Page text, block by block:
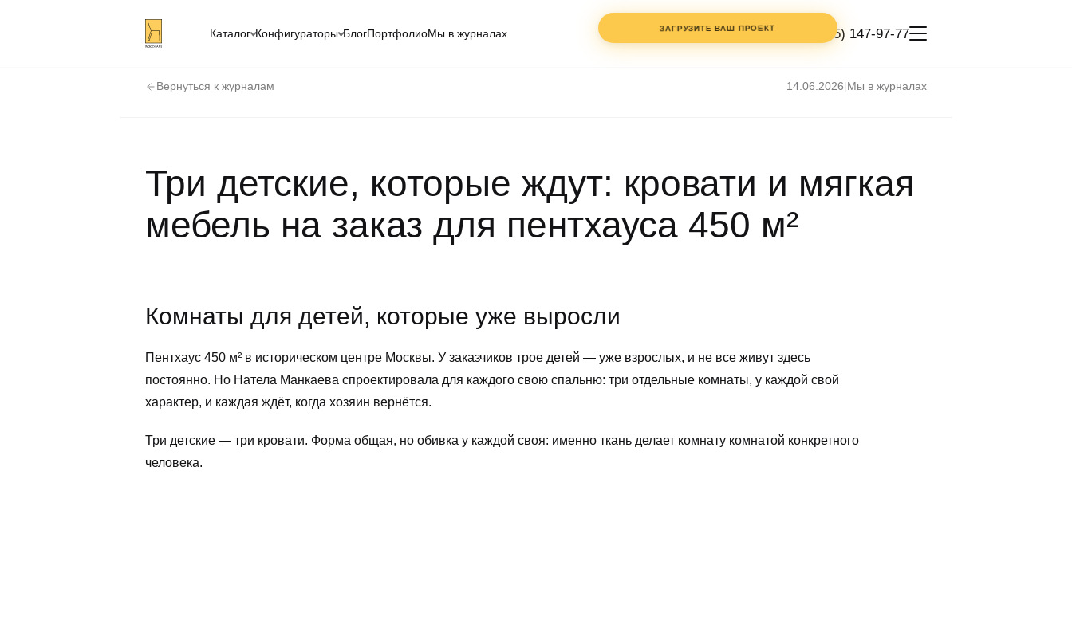
ЗАГРУЗИТЕ ВАШ ПРОЕКТ
ТЕЛЕФОН
СОГЛАСЕН С
ПОЛИТИКОЙ
Каталог Конфигураторы БлогПортфолиоМы в журналах +7 (495) 147-97-77
Вернуться к журналам 14.06.2026|Мы в журналах
Три детские, которые ждут: кровати и мягкая
мебель на заказ для пентхауса 450 м²
Комнаты для детей, которые уже выросли
Пентхаус 450 м² в историческом центре Москвы. У заказчиков трое детей — уже взрослых, и не все живут здесь
постоянно. Но Натела Манкаева спроектировала для каждого свою спальню: три отдельные комнаты, у каждой свой
характер, и каждая ждёт, когда хозяин вернётся.
Три детские — три кровати. Форма общая, но обивка у каждой своя: именно ткань делает комнату комнатой конкретного
человека.